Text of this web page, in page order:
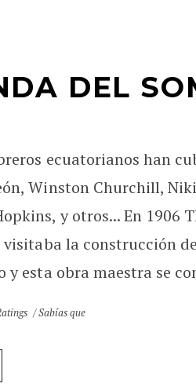
DEL
ecuatorianos han
Winston Churchill,
y otros... En 1906
la construcción
esta obra maestra se
Sabías que